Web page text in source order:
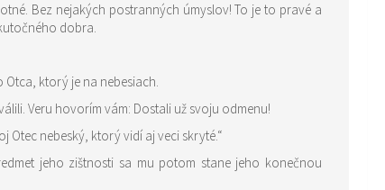
Bez nejakých postranných úmyslov! To je to pravé a
dobra.
ktorý je na nebesiach.
Veru hovorím vám: Dostali už svoju odmenu!
nebeský, ktorý vidí aj veci skryté.“
jeho zištnosti sa mu potom stane jeho konečnou